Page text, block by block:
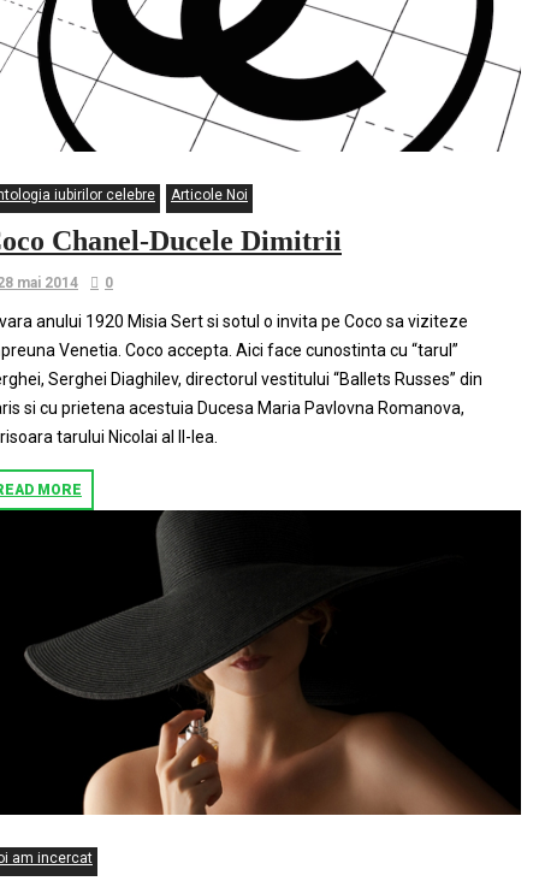
iubirilor celebre Articole Noi
Chanel-Ducele Dimitrii
mai 2014 0
anului 1920 Misia Sert si sotul o invita pe Coco sa viziteze
Venetia. Coco accepta. Aici face cunostinta cu “tarul”
Serghei Diaghilev, directorul vestitului “Ballets Russes” din
si cu prietena acestuia Ducesa Maria Pavlovna Romanova,
tarului Nicolai al II-lea.
MORE
am incercat